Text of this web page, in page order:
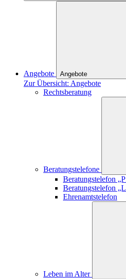
Angebote Angebote
Zur Übersicht: Angebote
Rechtsberatung
Beratungstelefone
Beratungstelefon
Beratungstelefon
Ehrenamtstelefon
Leben im Alter